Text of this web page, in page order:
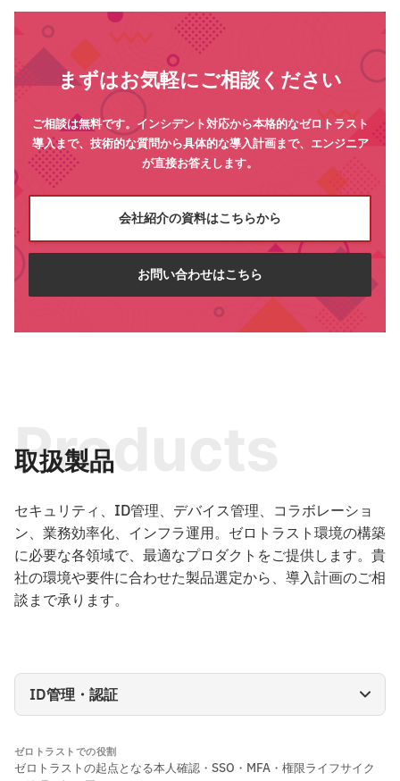
まずはお気軽にご相談ください
ご相談は無料です。インシデント対応から本格的なゼロトラスト
導入まで、技術的な質問から具体的な導入計画まで、エンジニア
が直接お答えします。
会社紹介の資料はこちらから
お問い合わせはこちら
取扱製品
Products
セキュリティ、ID管理、デバイス管理、コラボレーショ
ン、業務効率化、インフラ運用。ゼロトラスト環境の構築
に必要な各領域で、最適なプロダクトをご提供します。貴
社の環境や要件に合わせた製品選定から、導入計画のご相
談まで承ります。
ゼロトラストでの役割
ゼロトラストの起点となる本人確認・SSO・MFA・権限ライフサイク